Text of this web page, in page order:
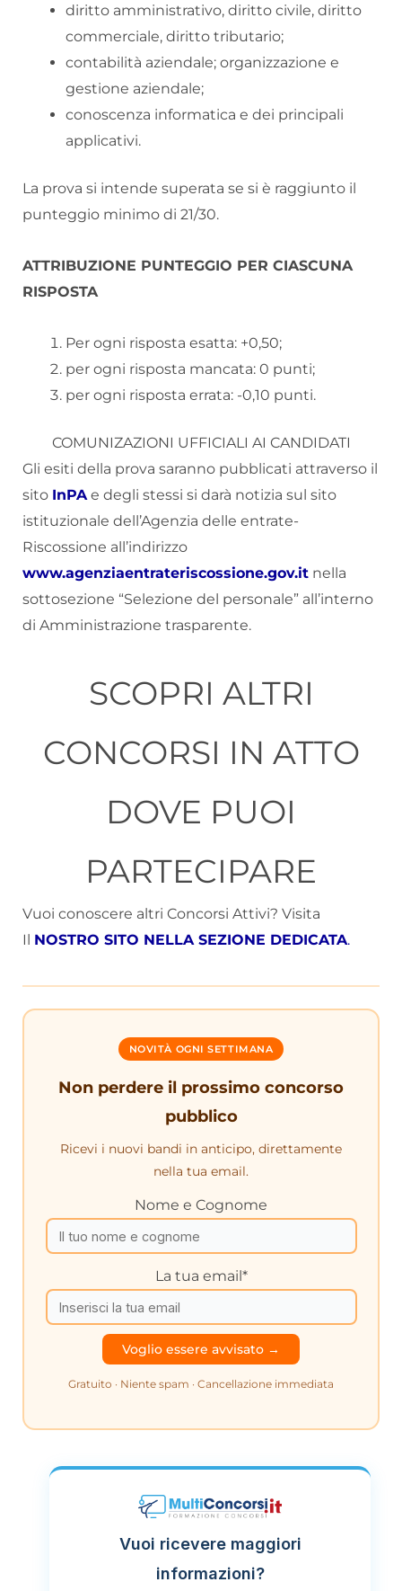
diritto amministrativo, diritto civile, diritto
commerciale, diritto tributario;
contabilità aziendale; organizzazione e
gestione aziendale;
conoscenza informatica e dei principali
applicativi.
La prova si intende superata se si è raggiunto il
punteggio minimo di 21/30.
ATTRIBUZIONE PUNTEGGIO PER CIASCUNA
RISPOSTA
Per ogni risposta esatta: +0,50;
per ogni risposta mancata: 0 punti;
per ogni risposta errata: -0,10 punti.
COMUNIZAZIONI UFFICIALI AI CANDIDATI
Gli esiti della prova saranno pubblicati attraverso il
sito InPAe degli stessi si darà notizia sul sito
istituzionale dell’Agenzia delle entrate-
Riscossione all’indirizzo
www.agenziaentrateriscossione.gov.it nella
sottosezione “Selezione del personale” all’interno
di Amministrazione trasparente.
SCOPRI ALTRI
CONCORSI IN ATTO
DOVE PUOI
PARTECIPARE
Vuoi conoscere altri Concorsi Attivi? Visita
Il NOSTRO SITO NELLA SEZIONE DEDICATA.
NOVITÀ OGNI SETTIMANA
Non perdere il prossimo concorso
pubblico
Ricevi i nuovi bandi in anticipo, direttamente
nella tua email.
Nome e Cognome
La tua email*
Gratuito · Niente spam · Cancellazione immediata
Vuoi ricevere maggiori
informazioni?